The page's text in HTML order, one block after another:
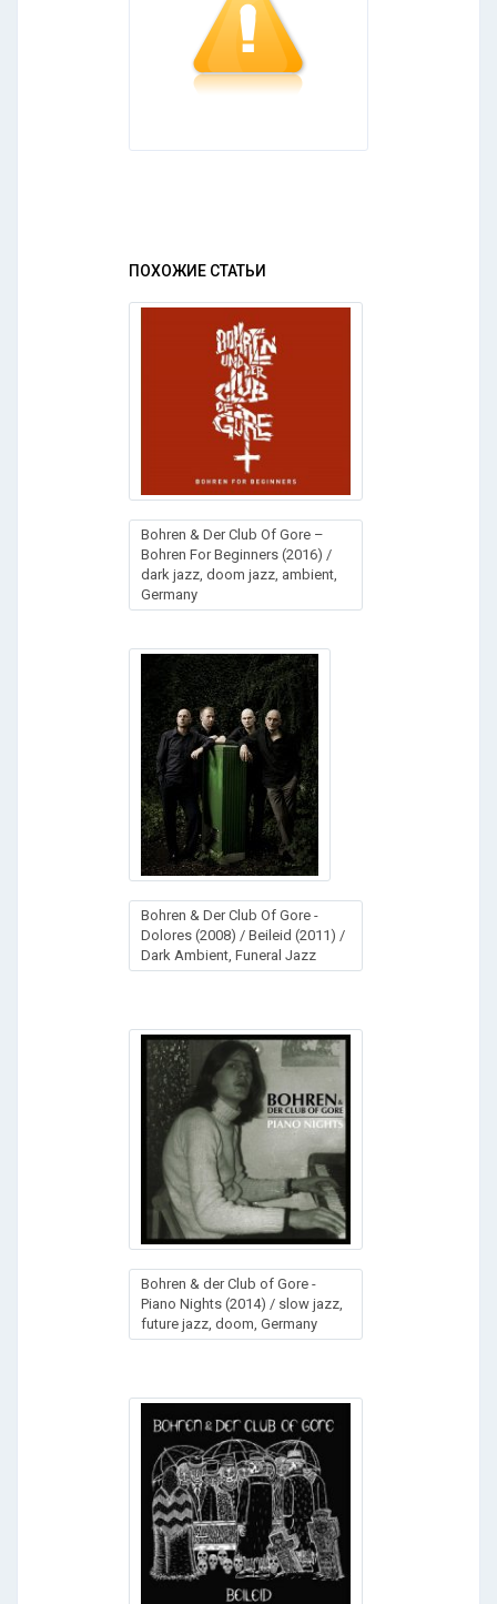
ПОХОЖИЕ СТАТЬИ
Bohren & Der Club Of Gore –
Bohren For Beginners (2016) /
dark jazz, doom jazz, ambient,
Germany
Bohren & Der Club Of Gore -
Dolores (2008) / Beileid (2011) /
Dark Ambient, Funeral Jazz
Bohren & der Club of Gore -
Piano Nights (2014) / slow jazz,
future jazz, doom, Germany